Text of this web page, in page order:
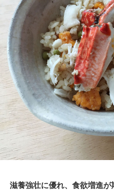
滋養強壮に優れ、食欲増進